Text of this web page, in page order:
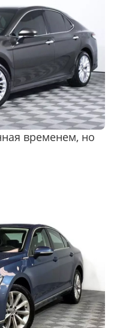
временем, но